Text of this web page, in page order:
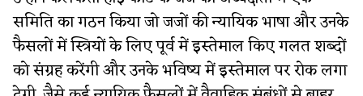
समिति का गठन किया जो जजों की न्यायिक भाषा और उनके
फैसलों में स्त्रियों के लिए पूर्व में इस्तेमाल किए गलत शब्दों
को संग्रह करेंगी और उनके भविष्य में इस्तेमाल पर रोक लगा